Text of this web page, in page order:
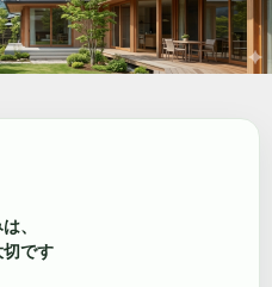
、
切です